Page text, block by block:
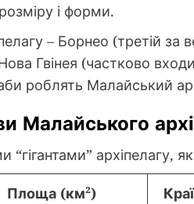
і форми.
– Борнео (третій за
Гвінея (частково
роблять Малайський
Малайського
архіпелагу,
Площа (км²)